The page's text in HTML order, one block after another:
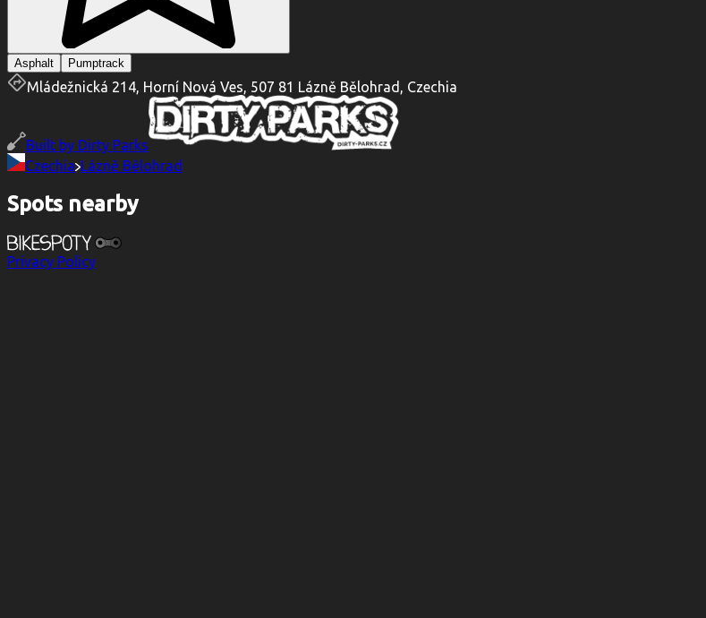
Asphalt Pumptrack
Mládežnická 214, Horní Nová Ves, 507 81 Lázně Bělohrad, Czechia
Built by Dirty Parks
Czechia Lázně Bělohrad
Spots nearby
Privacy Policy